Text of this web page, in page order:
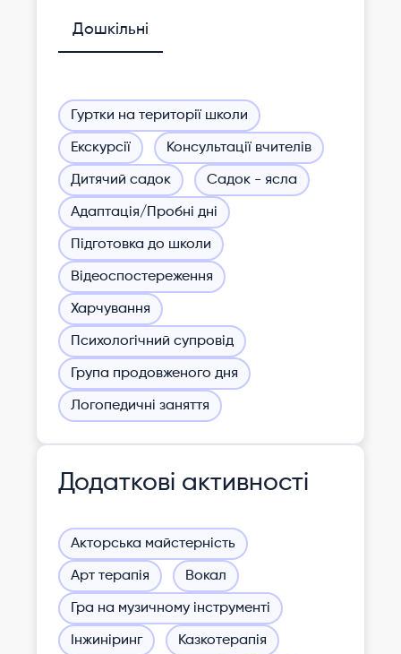
Дошкільні
Гуртки на території школи
Екскурсії Консультації вчителів
Дитячий садок Садок - ясла
Адаптація/Пробні дні
Підготовка до школи
Відеоспостереження
Харчування
Психологічний супровід
Група продовженого дня
Логопедичні заняття
Додаткові активності
Акторська майстерність
Арт терапія Вокал
Гра на музичному інструменті
Інжиніринг Казкотерапія